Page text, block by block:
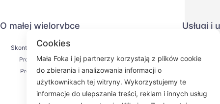
O małej wielorybce
Skontaktuj się z nami
Proces wysyłki
Proces zwrotu
O nas
Usługi i
Metoda
Cookies
Mała Foka i jej partnerzy korzystają z plików cookie
do zbierania i analizowania informacji o
użytkownikach tej witryny. Wykorzystujemy te
informacje do ulepszania treści, reklam i innych usług